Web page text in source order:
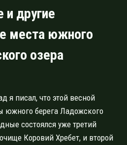
и другие
места южного
озера
я писал, что этой весной
южного берега Ладожского
состоялся уже третий
Коровий Хребет, и второй